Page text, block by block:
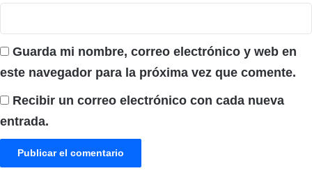
Guarda mi nombre, correo electrónico y web en
este navegador para la próxima vez que comente.
Recibir un correo electrónico con cada nueva
entrada.